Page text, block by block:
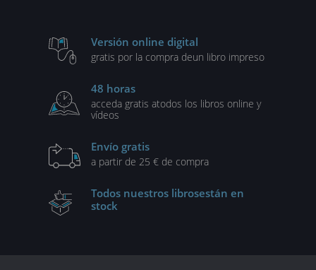
Versión online digital
gratis por la compra deun libro impreso
48 horas
acceda gratis atodos los libros online y
vídeos
Envío gratis
a partir de 25 € de compra
Todos nuestros librosestán en
stock